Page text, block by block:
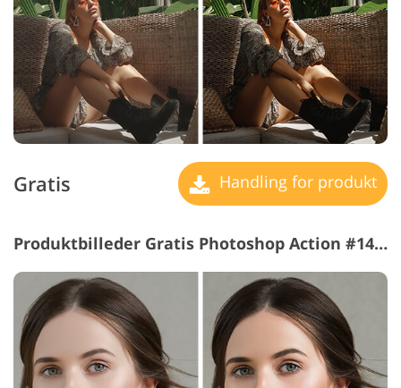
Gratis Handling for produkt
Produktbilleder Gratis Photoshop Action #14 "Genuine Beauty"